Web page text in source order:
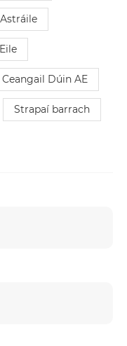
Dúin AE
Strapaí barrach